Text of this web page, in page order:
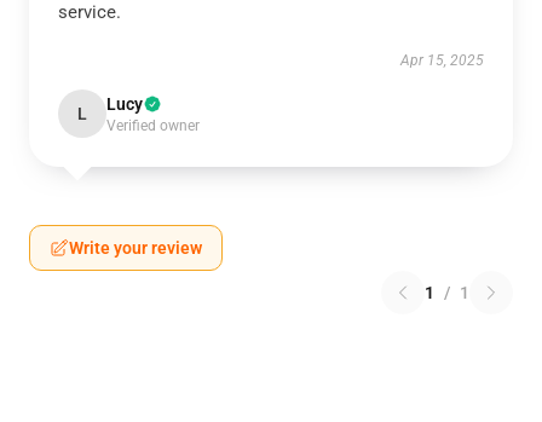
service.
Apr 15, 2025
L Lucy
Verified owner
Write your review
1 / 1